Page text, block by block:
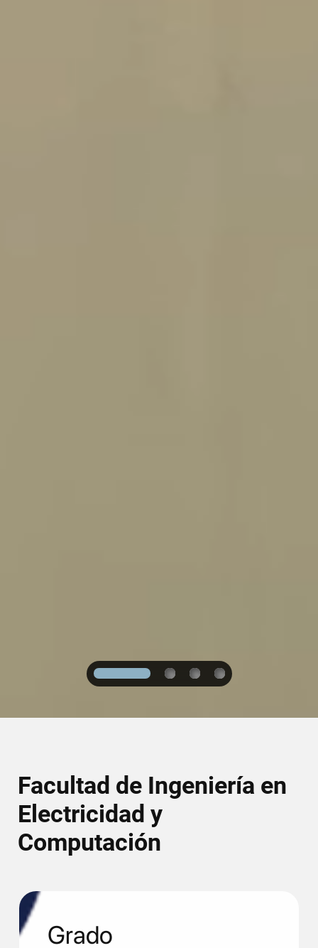
1 2 3 4
Facultad de Ingeniería en
Electricidad y
Computación
Grado